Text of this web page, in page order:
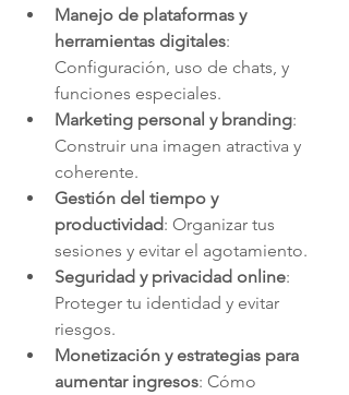
Manejo de plataformas y
herramientas digitales:
Configuración, uso de chats, y
funciones especiales.
Marketing personal y branding:
Construir una imagen atractiva y
coherente.
Gestión del tiempo y
productividad: Organizar tus
sesiones y evitar el agotamiento.
Seguridad y privacidad online:
Proteger tu identidad y evitar
riesgos.
Monetización y estrategias para
aumentar ingresos: Cómo